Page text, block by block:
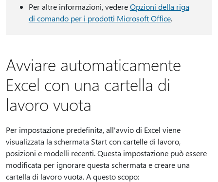
Per altre informazioni, vedereOpzioni della riga
di comando per i prodotti Microsoft Office.
Avviare automaticamente
Excel con una cartella di
lavoro vuota
Per impostazione predefinita, all'avvio di Excel viene
visualizzata la schermata Start con cartelle di lavoro,
posizioni e modelli recenti. Questa impostazione può essere
modificata per ignorare questa schermata e creare una
cartella di lavoro vuota. A questo scopo: